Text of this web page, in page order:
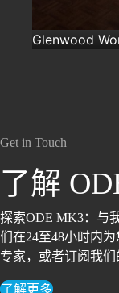
Glenwood
Get in Touch
了解
探索ODE MK3：与
们在24至48小时内
专家，或者订阅我们
了解更多